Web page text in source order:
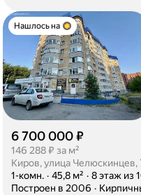
Нашлось на
6 700 000 ₽
146 288 ₽ за м²
Киров, улица Челюскинцев,
1-комн. · 45,8 м² · 8 этаж из
Построен в 2006 ·